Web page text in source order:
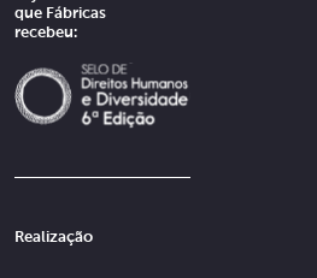
que Fábricas
recebeu:
Realização